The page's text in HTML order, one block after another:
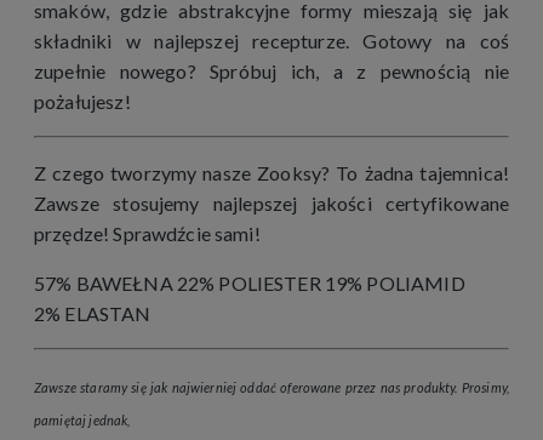
smaków, gdzie abstrakcyjne formy mieszają się jak
składniki w najlepszej recepturze. Gotowy na coś
zupełnie nowego? Spróbuj ich, a z pewnością nie
pożałujesz!
Z czego tworzymy nasze Zooksy? To żadna tajemnica!
Zawsze stosujemy najlepszej jakości certyfikowane
przędze! Sprawdźcie sami!
57% BAWEŁNA 22% POLIESTER 19% POLIAMID
2% ELASTAN
Zawsze staramy się jak najwierniej oddać oferowane przez nas produkty. Prosimy,
pamiętaj jednak,